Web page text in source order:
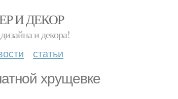
И ДЕКОР
и декора!
статьи
хрущевке